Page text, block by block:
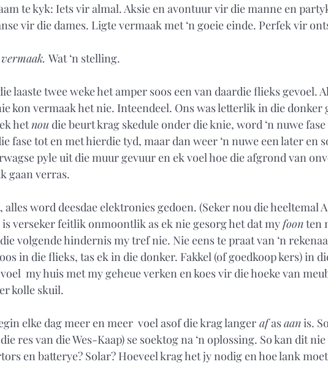
te kyk: Iets vir almal. Aksie en avontuur vir die manne en
vir die dames. Ligte vermaak met ‘n goeie einde. Perfek vir
Wat ‘n stelling.
laaste twee weke het amper soos een van daardie flieks gevoel.
kon vermaak het nie. Inteendeel. Ons was letterlik in die donker
het nou die beurt krag skedule onder die knie, word ‘n nuwe
fase tot en met hierdie tyd, maar dan weer ‘n nuwe een later en
pyle uit die muur gevuur en ek voel hoe die afgrond van
gaan verras.
alles word deesdae elektronies gedoen. (Seker nou die heeltemal
verseker feitlik onmoontlik as ek nie gesorg het dat my foon ten
volgende hindernis my tref nie. Nie eens te praat van ‘n
in die flieks, tas ek in die donker. Fakkel (of goedkoop kers) in
my huis met my geheue verken en koes vir die hoeke van
kolle skuil.
elke dag meer en meer  voel asof die krag langer af as aan is.
res van die Wes-Kaap) se soektog na ‘n oplossing. So kan dit
en batterye? Solar? Hoeveel krag het jy nodig en hoe lank